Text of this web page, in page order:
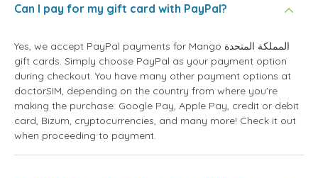
Can I pay for my gift card with PayPal?
Yes, we accept PayPal payments for Mango المملكة المتحدة
gift cards. Simply choose PayPal as your payment option
during checkout. You have many other payment options at
doctorSIM, depending on the country from where you're
making the purchase: Google Pay, Apple Pay, credit or debit
card, Bizum, cryptocurrencies, and many more! Check it out
when proceeding to payment.